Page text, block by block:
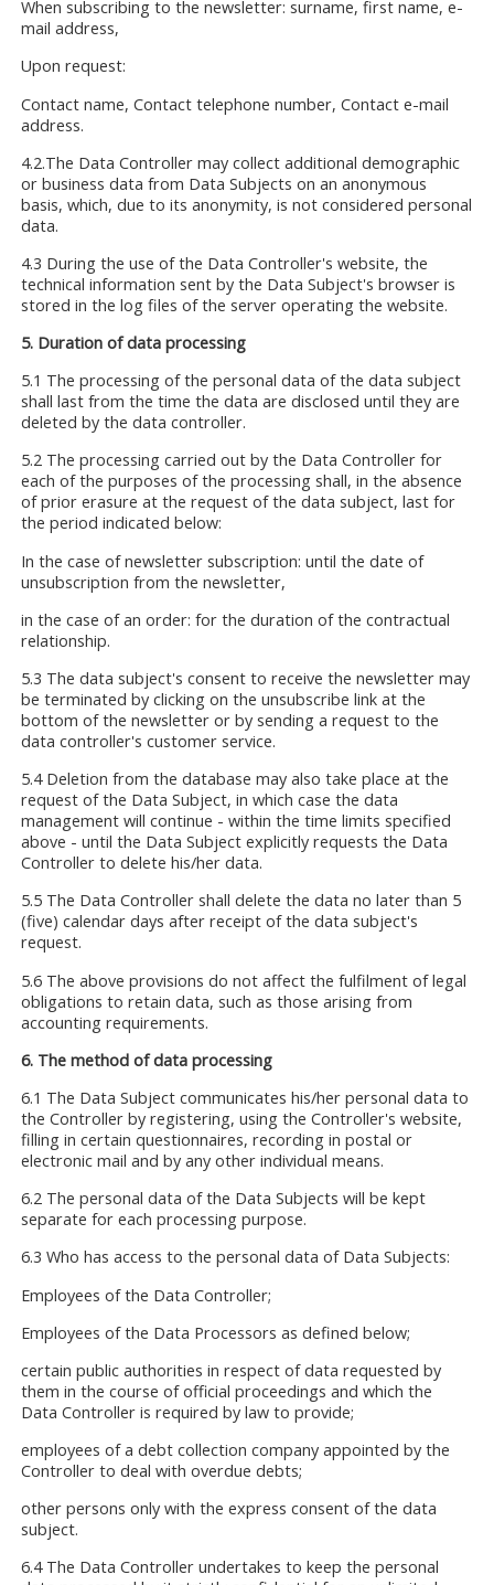
When subscribing to the newsletter: surname, first name, e-
mail address,
Upon request:
Contact name, Contact telephone number, Contact e-mail
address.
4.2.The Data Controller may collect additional demographic
or business data from Data Subjects on an anonymous
basis, which, due to its anonymity, is not considered personal
data.
4.3 During the use of the Data Controller's website, the
technical information sent by the Data Subject's browser is
stored in the log files of the server operating the website.
5. Duration of data processing
5.1 The processing of the personal data of the data subject
shall last from the time the data are disclosed until they are
deleted by the data controller.
5.2 The processing carried out by the Data Controller for
each of the purposes of the processing shall, in the absence
of prior erasure at the request of the data subject, last for
the period indicated below:
In the case of newsletter subscription: until the date of
unsubscription from the newsletter,
in the case of an order: for the duration of the contractual
relationship.
5.3 The data subject's consent to receive the newsletter may
be terminated by clicking on the unsubscribe link at the
bottom of the newsletter or by sending a request to the
data controller's customer service.
5.4 Deletion from the database may also take place at the
request of the Data Subject, in which case the data
management will continue - within the time limits specified
above - until the Data Subject explicitly requests the Data
Controller to delete his/her data.
5.5 The Data Controller shall delete the data no later than 5
(five) calendar days after receipt of the data subject's
request.
5.6 The above provisions do not affect the fulfilment of legal
obligations to retain data, such as those arising from
accounting requirements.
6. The method of data processing
6.1 The Data Subject communicates his/her personal data to
the Controller by registering, using the Controller's website,
filling in certain questionnaires, recording in postal or
electronic mail and by any other individual means.
6.2 The personal data of the Data Subjects will be kept
separate for each processing purpose.
6.3 Who has access to the personal data of Data Subjects:
Employees of the Data Controller;
Employees of the Data Processors as defined below;
certain public authorities in respect of data requested by
them in the course of official proceedings and which the
Data Controller is required by law to provide;
employees of a debt collection company appointed by the
Controller to deal with overdue debts;
other persons only with the express consent of the data
subject.
6.4 The Data Controller undertakes to keep the personal